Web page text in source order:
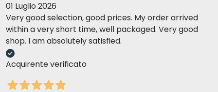
01 Luglio 2026
Very good selection, good prices. My order arrived
within a very short time, well packaged. Very good
shop. I am absolutely satisfied.
Acquirente verificato